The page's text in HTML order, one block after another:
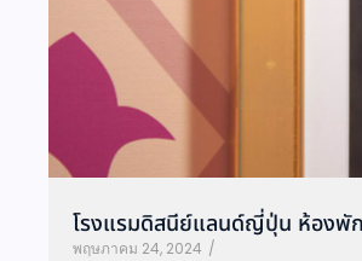
โรงแรมดิสนีย์แลนด์ญี่ปุ่น ห้อง
พฤษภาคม 24, 2024 /